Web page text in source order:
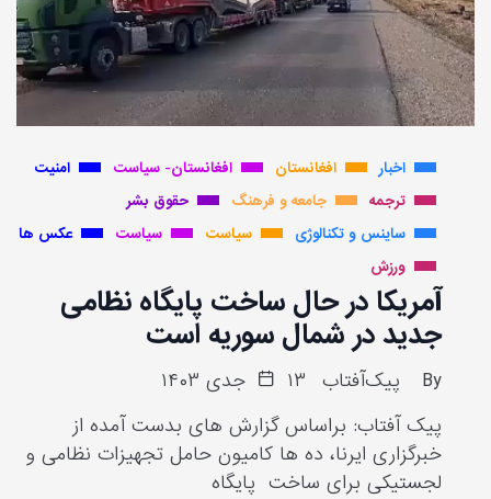
اخبار افغانستان افغانستان- سیاست
امنیت
ترجمه
جامعه و فرهنگ
حقوق بشر
ساینس و تکنالوژی
سیاست سیاست
عکس ها
ورزش
آمریکا در حال ساخت پایگاه نظامی
جدید در شمال سوریه است
By پیک‌آفتاب
۱۳ جدی ۱۴۰۳
پیک آفتاب: براساس گزارش های بدست آمده از
خبرگزاری ایرنا، ده ها کامیون حامل تجهیزات نظامی و
لجستیکی برای ساخت پایگاه